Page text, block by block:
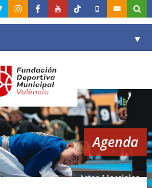
▼
▼
Agenda
Artes Marciales